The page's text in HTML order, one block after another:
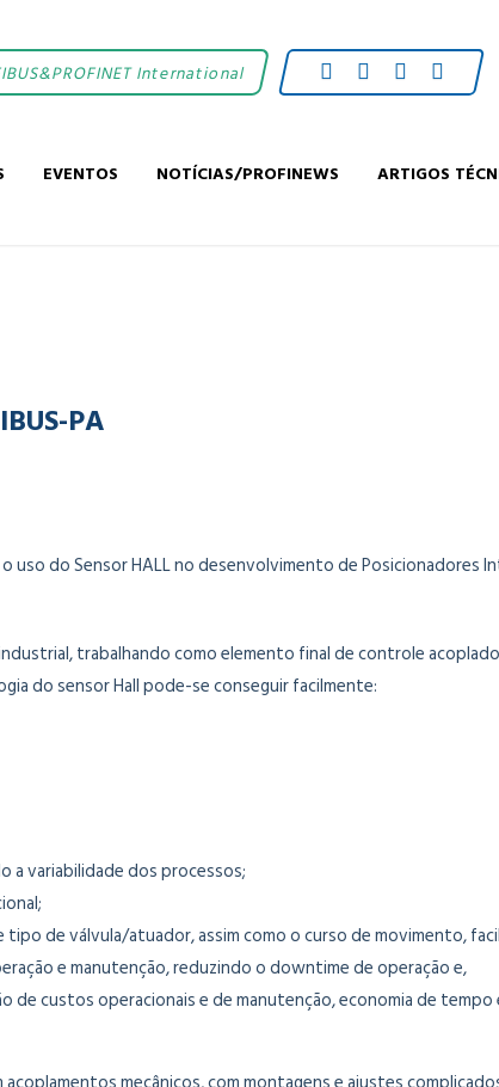
EVENTOS NOTÍCIAS/PROFINEWS ARTIGOS
International
PA
uso do Sensor HALL no desenvolvimento de Posicionadores
trabalhando como elemento final de controle
do sensor Hall pode-se conseguir facilmente:
a variabilidade dos processos;
de válvula/atuador, assim como o curso de movimento,
e manutenção, reduzindo o downtime de operação e,
custos operacionais e de manutenção, economia de